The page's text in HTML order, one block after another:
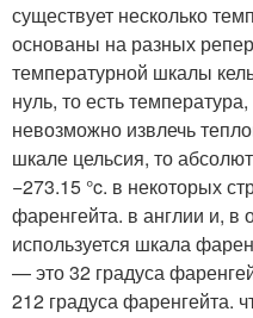
существует несколько
основаны на разных
температурной шкалы
нуль, то есть
невозможно извлечь
шкале цельсия, то
−273.15 °c. в некоторых
фаренгейта. в англии и, в
используется шкала
— это 32 градуса
212 градуса фаренгейта.